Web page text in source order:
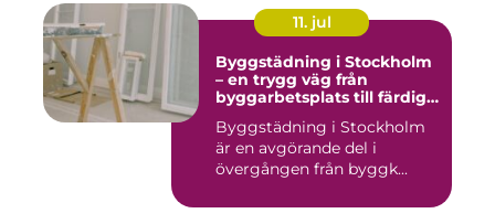
11. jul
Byggstädning i Stockholm
– en trygg väg från
byggarbetsplats till färdig
Byggstädning i Stockholm
är en avgörande del i
övergången från byggk...